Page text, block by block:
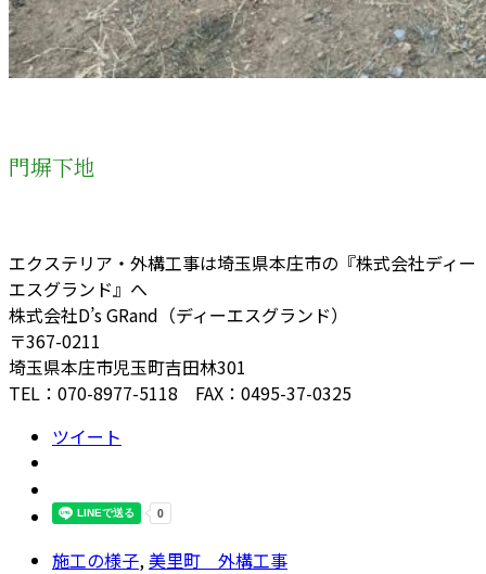
門塀下地
エクステリア・外構工事は埼玉県本庄市の『株式会社ディー
エスグランド』へ
株式会社D’s GRand（ディーエスグランド）
〒367-0211
埼玉県本庄市児玉町吉田林301
TEL：070-8977-5118 FAX：0495-37-0325
ツイート
施工の様子,美里町 外構工事